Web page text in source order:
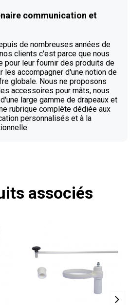
communication et
de nombreuses années de
clients c'est parce que nous
pour leur fournir des produits de
les accompagner d'une notion de
globale. Nous ne proposons
accessoires pour mâts, nous
large gamme de drapeaux et
rubrique complète dédiée aux
personnalisés et à la
associés